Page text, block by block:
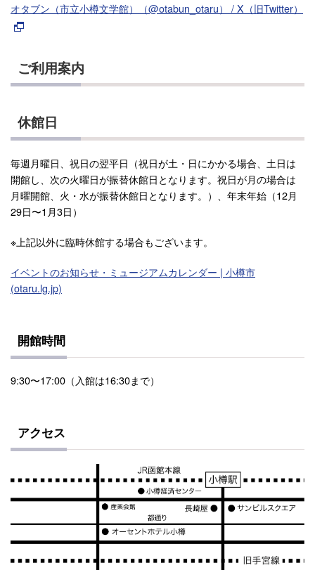
オタブン（市立小樽文学館）（@otabun_otaru） / X（旧Twitter）
ご利用案内
休館日
毎週月曜日、祝日の翌平日（祝日が土・日にかかる場合、土日は
開館し、次の火曜日が振替休館日となります。祝日が月の場合は
月曜開館、火・水が振替休館日となります。）、年末年始（12月
29日〜1月3日）
※上記以外に臨時休館する場合もございます。
イベントのお知らせ・ミュージアムカレンダー | 小樽市
(otaru.lg.jp)
開館時間
9:30〜17:00（入館は16:30まで）
アクセス